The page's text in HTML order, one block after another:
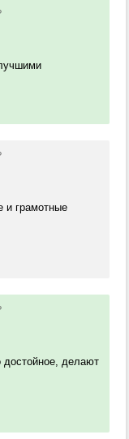
и грамотные
достойное, делают